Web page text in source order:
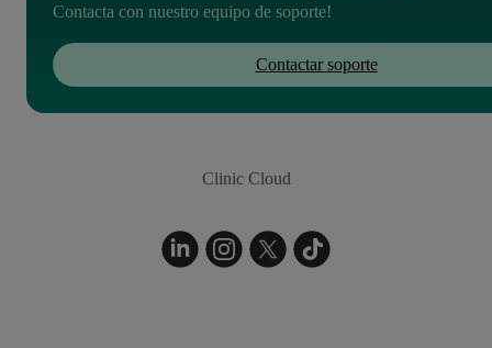
Contacta con nuestro equipo de soporte!
Contactar soporte
Clinic Cloud